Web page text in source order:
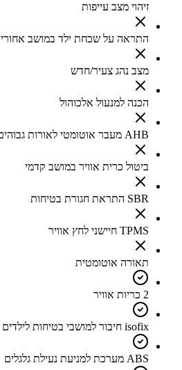
זיהוי מצב עייפות
התראה על שכחת ילד במושב אחורי
מצב נהג צעיר/חדש
הכנה למנעול אלכוהול
AHB מעבר אוטומטי לאורות גבוהים
ביטול כרית אוויר במושב קדמי
SBR התראת חגורת בטיחות
TPMS חיישני לחץ אוויר
תאורה אוטומטית
2 כריות אוויר
isofix חיבור למושבי בטיחות לילדים
ABS מערכת למניעת נעילת גלגלים